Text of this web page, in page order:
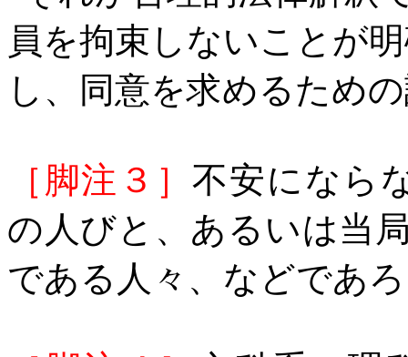
員を拘束しないことが
し、同意を求めるため
［脚注３］不安になら
の人びと、あるいは当
である人々、などであ